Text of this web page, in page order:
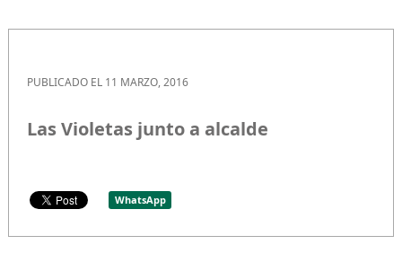
PUBLICADO EL 11 MARZO, 2016
Las Violetas junto a alcalde
WhatsApp